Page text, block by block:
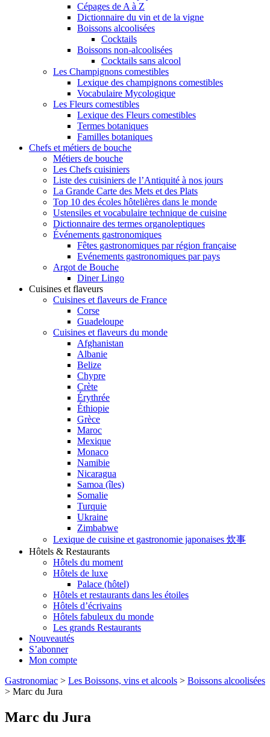
Cépages de A à Z
Dictionnaire du vin et de la vigne
Boissons alcoolisées
Cocktails
Boissons non-alcoolisées
Cocktails sans alcool
Les Champignons comestibles
Lexique des champignons comestibles
Vocabulaire Mycologique
Les Fleurs comestibles
Lexique des Fleurs comestibles
Termes botaniques
Familles botaniques
Chefs et métiers de bouche
Métiers de bouche
Les Chefs cuisiniers
Liste des cuisiniers de l’Antiquité à nos jours
La Grande Carte des Mets et des Plats
Top 10 des écoles hôtelières dans le monde
Ustensiles et vocabulaire technique de cuisine
Dictionnaire des termes organoleptiques
Événements gastronomiques
Fêtes gastronomiques par région française
Evénements gastronomiques par pays
Argot de Bouche
Diner Lingo
Cuisines et flaveurs
Cuisines et flaveurs de France
Corse
Guadeloupe
Cuisines et flaveurs du monde
Afghanistan
Albanie
Belize
Chypre
Crète
Érythrée
Éthiopie
Grèce
Maroc
Mexique
Monaco
Namibie
Nicaragua
Samoa (îles)
Somalie
Turquie
Ukraine
Zimbabwe
Lexique de cuisine et gastronomie japonaises 炊事
Hôtels & Restaurants
Hôtels du moment
Hôtels de luxe
Palace (hôtel)
Hôtels et restaurants dans les étoiles
Hôtels d’écrivains
Hôtels fabuleux du monde
Les grands Restaurants
Nouveautés
S’abonner
Mon compte
Gastronomiac > Les Boissons, vins et alcools > Boissons alcoolisées
> Marc du Jura
Marc du Jura